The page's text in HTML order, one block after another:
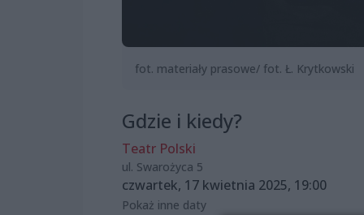
fot. materiały prasowe/ fot. Ł. Krytkowski
Gdzie i kiedy?
Teatr Polski
ul. Swarożyca 5
czwartek, 17 kwietnia 2025, 19:00
Pokaż inne daty